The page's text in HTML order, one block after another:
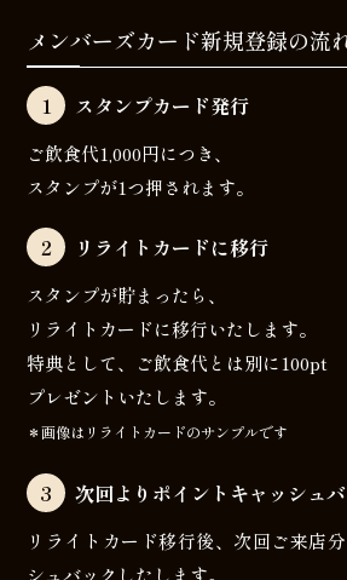
メンバーズカード新規登録の流
1 スタンプカード発行
ご飲食代1,000円につき、
スタンプが1つ押されます。
2 リライトカードに移行
スタンプが貯まったら、
リライトカードに移行いたします。
特典として、ご飲食代とは別に100pt
プレゼントいたします。
＊画像はリライトカードのサンプルです
3 次回よりポイントキャッシュ
リライトカード移行後、次回ご来店
シュバックしたします。